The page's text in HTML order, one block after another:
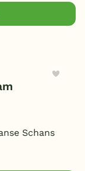
Schans